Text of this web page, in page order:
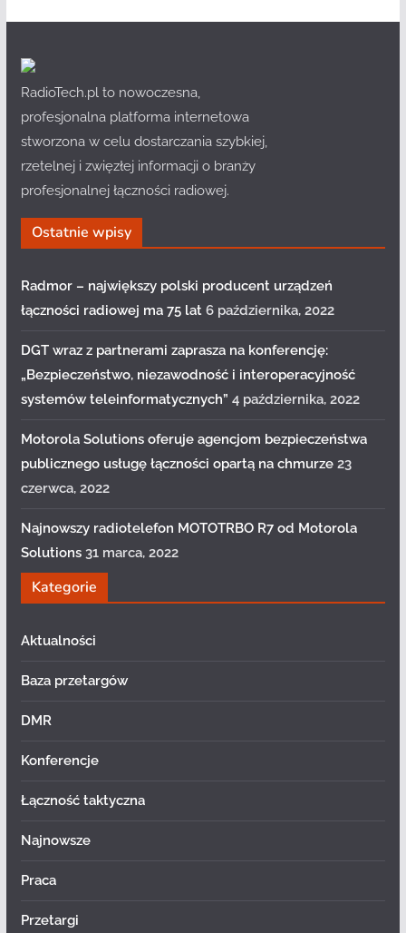
RadioTech.pl to nowoczesna,
profesjonalna platforma internetowa
stworzona w celu dostarczania szybkiej,
rzetelnej i zwięzłej informacji o branży
profesjonalnej łączności radiowej.
Ostatnie wpisy
Radmor – największy polski producent urządzeń
łączności radiowej ma 75 lat 6 października, 2022
DGT wraz z partnerami zaprasza na konferencję:
„Bezpieczeństwo, niezawodność i interoperacyjność
systemów teleinformatycznych” 4 października, 2022
Motorola Solutions oferuje agencjom bezpieczeństwa
publicznego usługę łączności opartą na chmurze 23
czerwca, 2022
Najnowszy radiotelefon MOTOTRBO R7 od Motorola
Solutions 31 marca, 2022
Kategorie
Aktualności
Baza przetargów
DMR
Konferencje
Łączność taktyczna
Najnowsze
Praca
Przetargi